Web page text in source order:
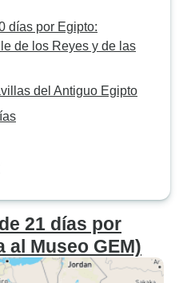
días por Egipto:
de los Reyes y de las
del Antiguo Egipto
21 días por
Museo GEM)